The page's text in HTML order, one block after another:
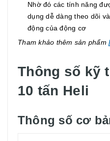
Nhờ đó các tính năng
dụng dễ dàng theo dõi
động của động cơ
Tham khảo thêm sản phẩm
Thông số kỹ
10 tấn Heli
Thông số cơ